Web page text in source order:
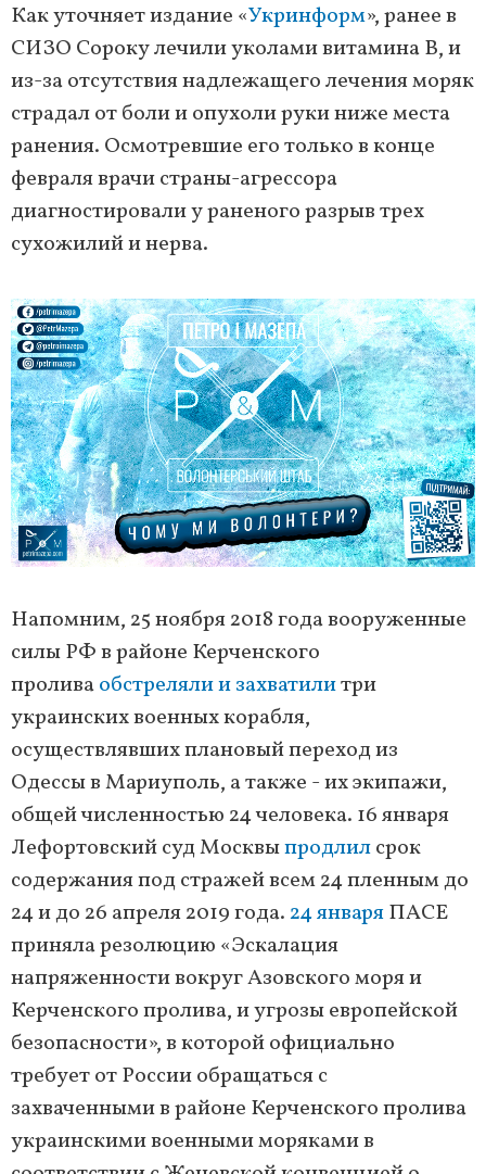
Как уточняет издание «Укринформ», ранее в
СИЗО Сороку лечили уколами витамина В, и
из-за отсутствия надлежащего лечения моряк
страдал от боли и опухоли руки ниже места
ранения. Осмотревшие его только в конце
февраля врачи страны-агрессора
диагностировали у раненого разрыв трех
сухожилий и нерва.
Напомним, 25 ноября 2018 года вооруженные
силы РФ в районе Керченского
проливаобстреляли и захватилитри
украинских военных корабля,
осуществлявших плановый переход из
Одессы в Мариуполь, а также - их экипажи,
общей численностью 24 человека. 16 января
Лефортовский суд Москвыпродлилсрок
содержания под стражей всем 24 пленным до
24 и до 26 апреля 2019 года.24 январяПАСЕ
приняла резолюцию «Эскалация
напряженности вокруг Азовского моря и
Керченского пролива, и угрозы европейской
безопасности», в которой официально
требует от России обращаться с
захваченными в районе Керченского пролива
украинскими военными моряками в